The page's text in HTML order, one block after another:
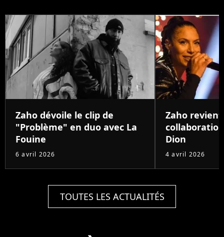
Zaho dévoile le clip de
"Problème" en duo avec La
Fouine
6 avril 2026
Zaho
Dion
4 avril 2026
TOUTES LES ACTUALITÉS